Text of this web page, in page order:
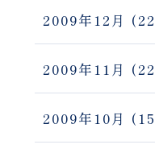
2009年12月
2009年11月
2009年10月